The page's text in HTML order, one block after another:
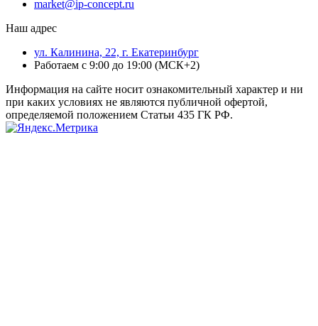
market@ip-concept.ru
Наш адрес
ул. Калинина, 22, г. Екатеринбург
Работаем с 9:00 до 19:00 (МСК+2)
Информация на сайте носит ознакомительный характер и ни
при каких условиях не являются публичной офертой,
определяемой положением Статьи 435 ГК РФ.